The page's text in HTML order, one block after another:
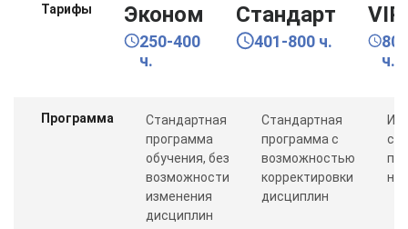
Тарифы Эконом
250-400
ч.
Стандарт
401-800 ч.
VIP
ч.
Программа
Стандартная
программа
обучения, без
возможности
изменения
дисциплин
Стандартная
программа с
возможностью
корректировки
дисциплин